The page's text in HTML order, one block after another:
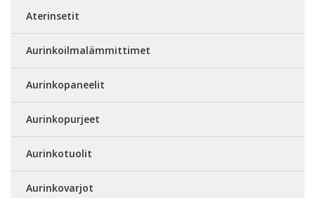
Aterinsetit
Aurinkoilmalämmittimet
Aurinkopaneelit
Aurinkopurjeet
Aurinkotuolit
Aurinkovarjot